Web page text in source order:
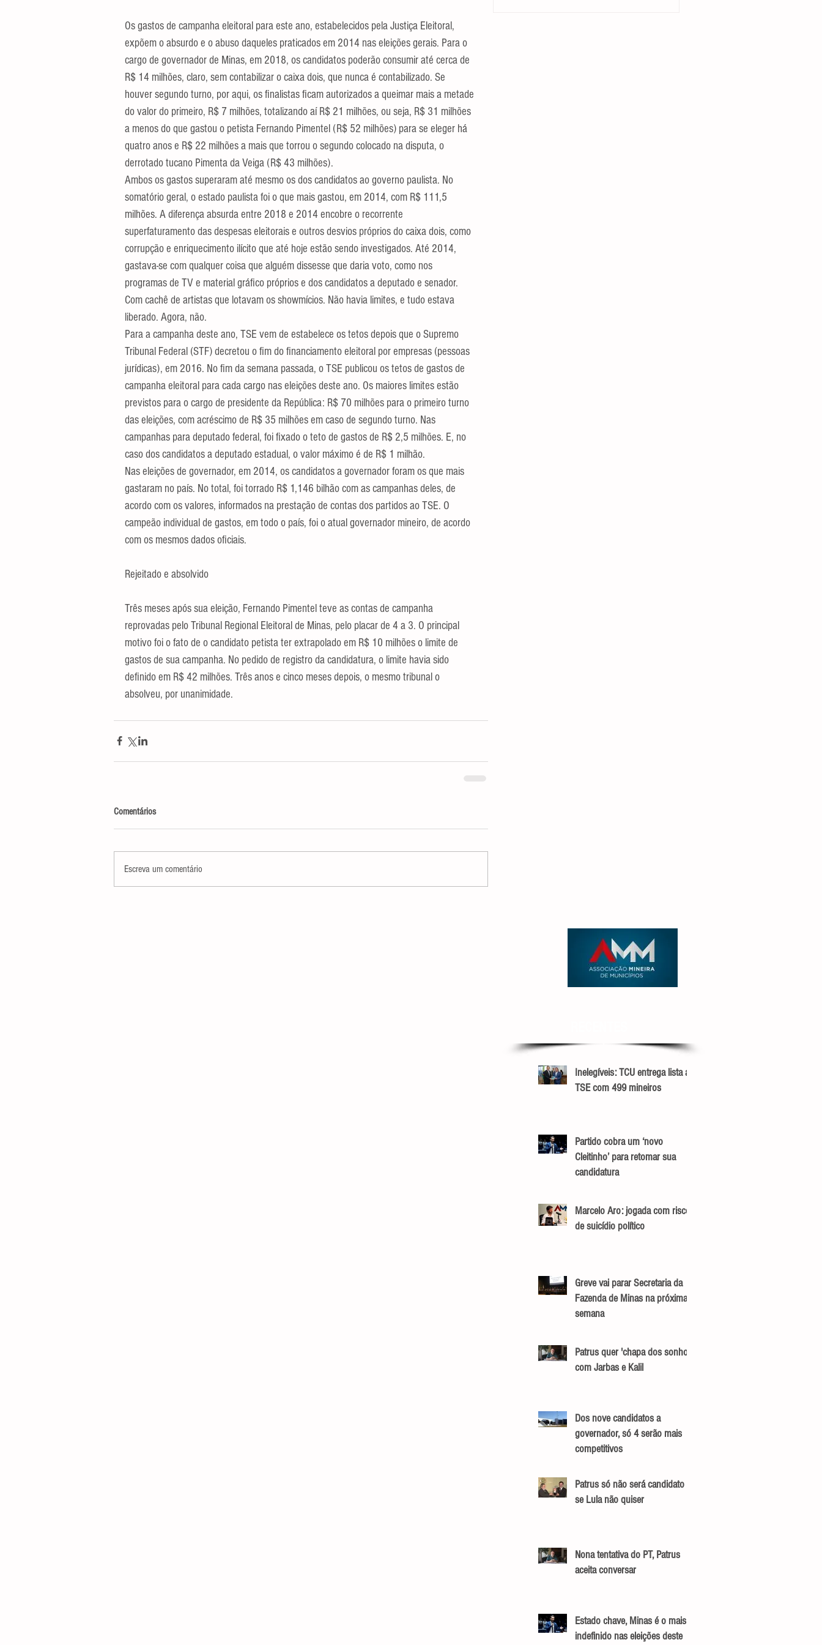
Os gastos de campanha eleitoral para este ano, estabelecidos pela Justiça Eleitoral,
expõem o absurdo e o abuso daqueles praticados em 2014 nas eleições gerais. Para o
cargo de governador de Minas, em 2018, os candidatos poderão consumir até cerca de
R$ 14 milhões, claro, sem contabilizar o caixa dois, que nunca é contabilizado. Se
houver segundo turno, por aqui, os finalistas ficam autorizados a queimar mais a metade
do valor do primeiro, R$ 7 milhões, totalizando aí R$ 21 milhões, ou seja, R$ 31 milhões
a menos do que gastou o petista Fernando Pimentel (R$ 52 milhões) para se eleger há
quatro anos e R$ 22 milhões a mais que torrou o segundo colocado na disputa, o
derrotado tucano Pimenta da Veiga (R$ 43 milhões).
Ambos os gastos superaram até mesmo os dos candidatos ao governo paulista. No
somatório geral, o estado paulista foi o que mais gastou, em 2014, com R$ 111,5
milhões. A diferença absurda entre 2018 e 2014 encobre o recorrente
superfaturamento das despesas eleitorais e outros desvios próprios do caixa dois, como
corrupção e enriquecimento ilícito que até hoje estão sendo investigados. Até 2014,
gastava-se com qualquer coisa que alguém dissesse que daria voto, como nos
programas de TV e material gráfico próprios e dos candidatos a deputado e senador.
Com cachê de artistas que lotavam os showmícios. Não havia limites, e tudo estava
liberado. Agora, não.
Para a campanha deste ano, TSE vem de estabelece os tetos depois que o Supremo
Tribunal Federal (STF) decretou o fim do financiamento eleitoral por empresas (pessoas
jurídicas), em 2016. No fim da semana passada, o TSE publicou os tetos de gastos de
campanha eleitoral para cada cargo nas eleições deste ano. Os maiores limites estão
previstos para o cargo de presidente da República: R$ 70 milhões para o primeiro turno
das eleições, com acréscimo de R$ 35 milhões em caso de segundo turno. Nas
campanhas para deputado federal, foi fixado o teto de gastos de R$ 2,5 milhões. E, no
caso dos candidatos a deputado estadual, o valor máximo é de R$ 1 milhão.
Nas eleições de governador, em 2014, os candidatos a governador foram os que mais
gastaram no país. No total, foi torrado R$ 1,146 bilhão com as campanhas deles, de
acordo com os valores, informados na prestação de contas dos partidos ao TSE. O
campeão individual de gastos, em todo o país, foi o atual governador mineiro, de acordo
com os mesmos dados oficiais.
Rejeitado e absolvido
Três meses após sua eleição, Fernando Pimentel teve as contas de campanha
reprovadas pelo Tribunal Regional Eleitoral de Minas, pelo placar de 4 a 3. O principal
motivo foi o fato de o candidato petista ter extrapolado em R$ 10 milhões o limite de
gastos de sua campanha. No pedido de registro da candidatura, o limite havia sido
definido em R$ 42 milhões. Três anos e cinco meses depois, o mesmo tribunal o
absolveu, por unanimidade.
Comentários
Escreva um comentário
Inelegíveis: TCU entrega lista ao
TSE com 499 mineiros
Partido cobra um ‘novo
Cleitinho’ para retomar sua
candidatura
Marcelo Aro: jogada com risco
de suicídio político
Greve vai parar Secretaria da
Fazenda de Minas na próxima
semana
Patrus quer 'chapa dos sonhos'
com Jarbas e Kalil
Dos nove candidatos a
governador, só 4 serão mais
competitivos
Patrus só não será candidato
se Lula não quiser
Nona tentativa do PT, Patrus
aceita conversar
Estado chave, Minas é o mais
indefinido nas eleições deste